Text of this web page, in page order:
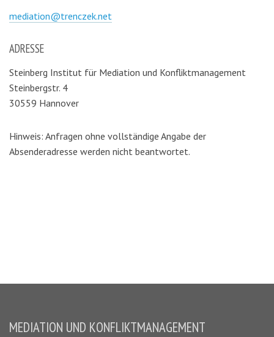
mediation@trenczek.net
ADRESSE
Steinberg Institut für Mediation und Konfliktmanagement
Steinbergstr. 4
30559 Hannover
Hinweis: Anfragen ohne vollständige Angabe der
Absenderadresse werden nicht beantwortet.
MEDIATION UND KONFLIKTMANAGEMENT